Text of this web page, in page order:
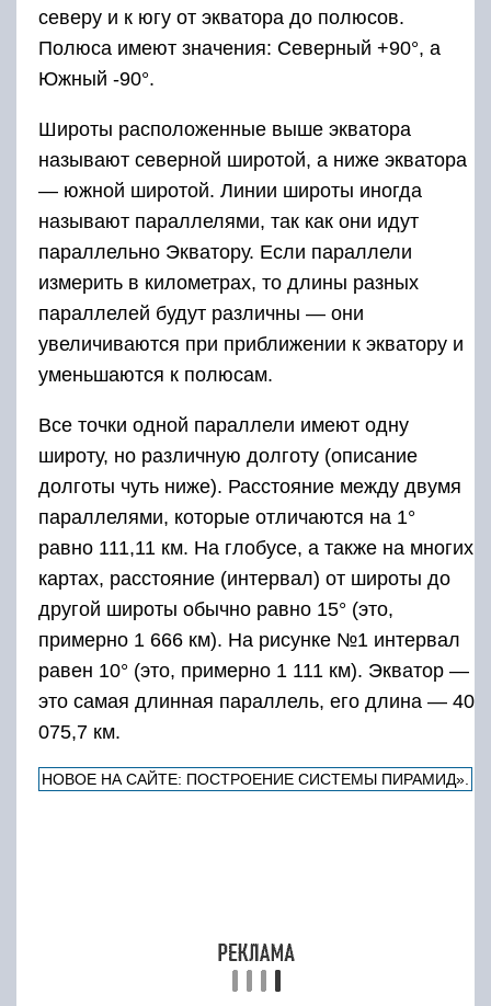
северу и к югу от экватора до полюсов.
Полюса имеют значения: Северный +90°, а
Южный -90°.
Широты расположенные выше экватора
называют северной широтой, а ниже экватора
— южной широтой. Линии широты иногда
называют параллелями, так как они идут
параллельно Экватору. Если параллели
измерить в километрах, то длины разных
параллелей будут различны — они
увеличиваются при приближении к экватору и
уменьшаются к полюсам.
Все точки одной параллели имеют одну
широту, но различную долготу (описание
долготы чуть ниже). Расстояние между двумя
параллелями, которые отличаются на 1°
равно 111,11 км. На глобусе, а также на многих
картах, расстояние (интервал) от широты до
другой широты обычно равно 15° (это,
примерно 1 666 км). На рисунке №1 интервал
равен 10° (это, примерно 1 111 км). Экватор —
это самая длинная параллель, его длина — 40
075,7 км.
НОВОЕ НА САЙТЕ: ПОСТРОЕНИЕ СИСТЕМЫ ПИРАМИД».